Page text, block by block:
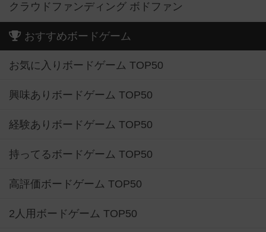
クラウドファンディング ボドファン
おすすめボードゲーム
お気に入りボードゲーム TOP50
興味ありボードゲーム TOP50
経験ありボードゲーム TOP50
持ってるボードゲーム TOP50
高評価ボードゲーム TOP50
2人用ボードゲーム TOP50